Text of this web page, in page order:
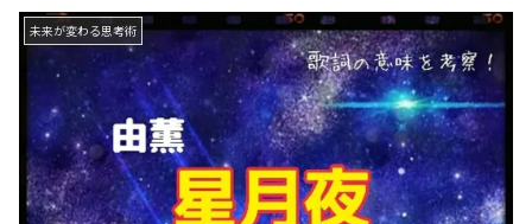
未来が変わる思考術